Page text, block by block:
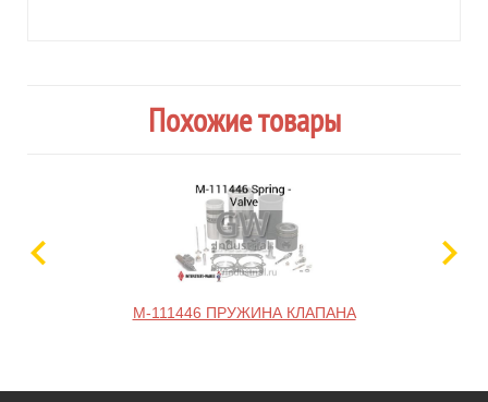
Похожие товары
M-111446 ПРУЖИНА КЛАПАНА